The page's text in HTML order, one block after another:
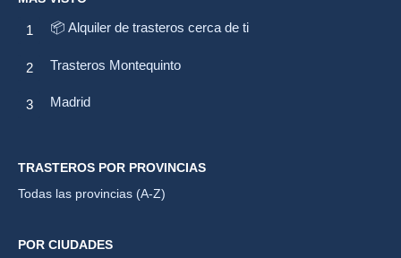
📦 Alquiler de trasteros cerca de ti
Trasteros Montequinto
Madrid
TRASTEROS POR PROVINCIAS
Todas las provincias (A-Z)
POR CIUDADES